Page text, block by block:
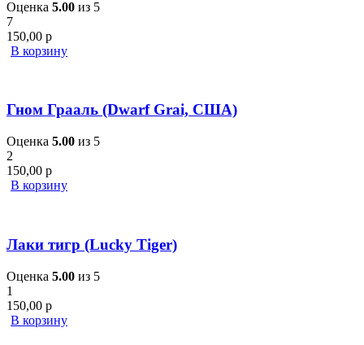
Оценка 5.00 из 5
7
150,00 р
В корзину
Гном Грааль (Dwarf Grai, США)
Оценка 5.00 из 5
2
150,00 р
В корзину
Лаки тигр (Lucky Tiger)
Оценка 5.00 из 5
1
150,00 р
В корзину